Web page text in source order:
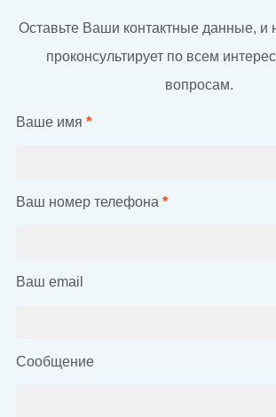
Оставьте Ваши контактные данные, и
проконсультирует по всем
вопросам.
Ваше имя *
Ваш номер телефона *
Ваш email
Сообщение